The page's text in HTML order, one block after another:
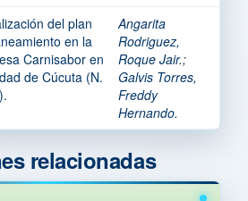
del plan
en la
Carnisabor en
de Cúcuta (N.
Angarita
Rodriguez,
Roque Jair.;
Galvis Torres,
Freddy
Hernando.
relacionadas